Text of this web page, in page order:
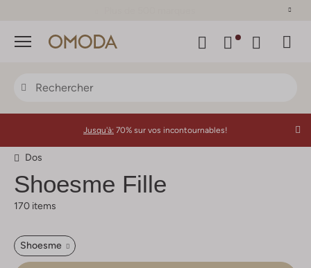
Menu
Jusqu'à: 70% sur vos incontournables!
Dos
Shoesme Fille
170 items
Shoesme